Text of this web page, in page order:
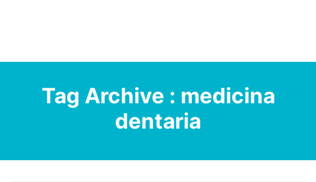
Tag Archive : medicina
dentaria